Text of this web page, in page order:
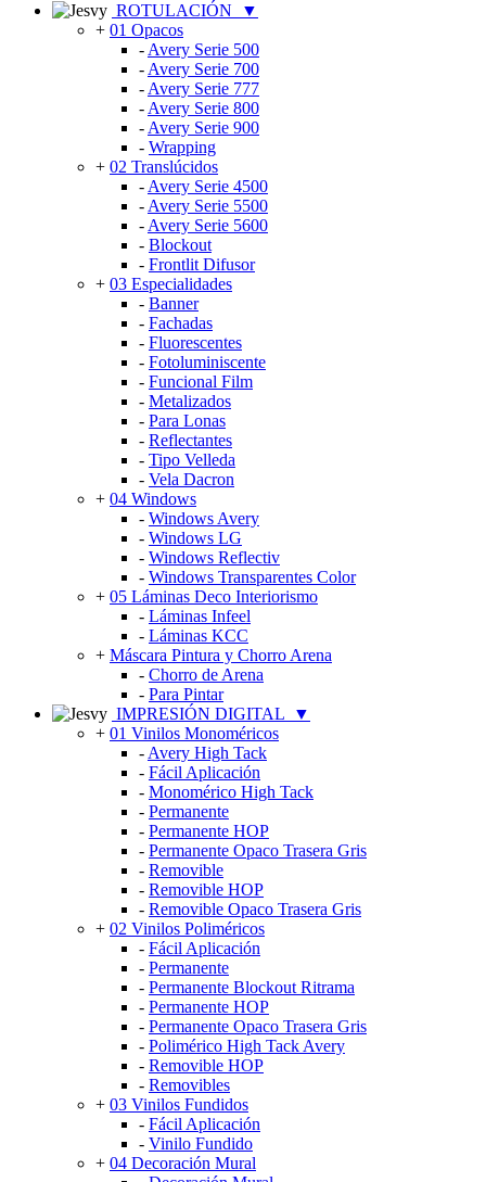
ROTULACIÓN
▼
+ 01 Opacos
- Avery Serie 500
- Avery Serie 700
- Avery Serie 777
- Avery Serie 800
- Avery Serie 900
- Wrapping
+ 02 Translúcidos
- Avery Serie 4500
- Avery Serie 5500
- Avery Serie 5600
- Blockout
- Frontlit Difusor
+ 03 Especialidades
- Banner
- Fachadas
- Fluorescentes
- Fotoluminiscente
- Funcional Film
- Metalizados
- Para Lonas
- Reflectantes
- Tipo Velleda
- Vela Dacron
+ 04 Windows
- Windows Avery
- Windows LG
- Windows Reflectiv
- Windows Transparentes Color
+ 05 Láminas Deco Interiorismo
- Láminas Infeel
- Láminas KCC
+ Máscara Pintura y Chorro Arena
- Chorro de Arena
- Para Pintar
IMPRESIÓN DIGITAL
▼
+ 01 Vinilos Monoméricos
- Avery High Tack
- Fácil Aplicación
- Monomérico High Tack
- Permanente
- Permanente HOP
- Permanente Opaco Trasera Gris
- Removible
- Removible HOP
- Removible Opaco Trasera Gris
+ 02 Vinilos Poliméricos
- Fácil Aplicación
- Permanente
- Permanente Blockout Ritrama
- Permanente HOP
- Permanente Opaco Trasera Gris
- Polimérico High Tack Avery
- Removible HOP
- Removibles
+ 03 Vinilos Fundidos
- Fácil Aplicación
- Vinilo Fundido
+ 04 Decoración Mural